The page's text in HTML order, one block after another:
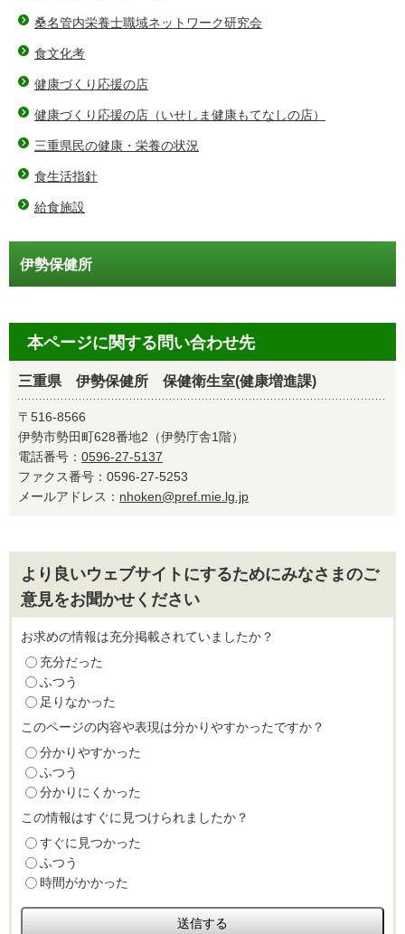
桑名管内栄養士職域ネットワーク研究会
食文化考
健康づくり応援の店
健康づくり応援の店（いせしま健康もてなしの店）
三重県民の健康・栄養の状況
食生活指針
給食施設
伊勢保健所
本ページに関する問い合わせ先
三重県 伊勢保健所 保健衛生室(健康増進課)
〒516-8566
伊勢市勢田町628番地2（伊勢庁舎1階）
電話番号： 0596-27-5137
ファクス番号：0596-27-5253
メールアドレス： nhoken@pref.mie.lg.jp
より良いウェブサイトにするためにみなさまのご
意見をお聞かせください
お求めの情報は充分掲載されていましたか？
充分だった
ふつう
足りなかった
このページの内容や表現は分かりやすかったですか？
分かりやすかった
ふつう
分かりにくかった
この情報はすぐに見つけられましたか？
すぐに見つかった
ふつう
時間がかかった